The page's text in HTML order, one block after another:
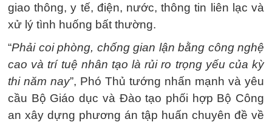
giao thông, y tế, điện, nước, thông tin liên lạc và
xử lý tình huống bất thường.
“Phải coi phòng, chống gian lận bằng công nghệ
cao và trí tuệ nhân tạo là rủi ro trọng yếu của kỳ
thi năm nay”, Phó Thủ tướng nhấn mạnh và yêu
cầu Bộ Giáo dục và Đào tạo phối hợp Bộ Công
an xây dựng phương án tập huấn chuyên đề về